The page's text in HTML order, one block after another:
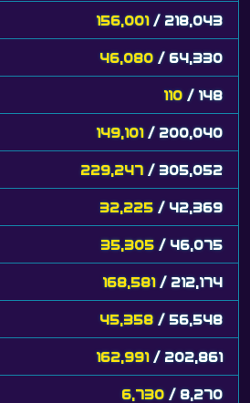
156,001 / 218,043
46,080 / 64,330
110 / 148
149,101 / 200,040
229,247 / 305,052
32,225 / 42,369
35,305 / 46,075
168,581 / 212,174
45,358 / 56,548
162,991 / 202,861
6,730 / 8,270